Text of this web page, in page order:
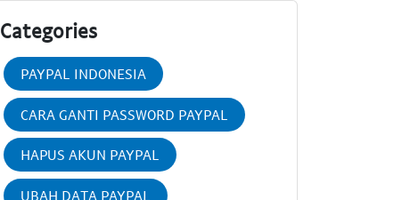
Categories
PAYPAL INDONESIA
CARA GANTI PASSWORD PAYPAL
HAPUS AKUN PAYPAL
UBAH DATA PAYPAL